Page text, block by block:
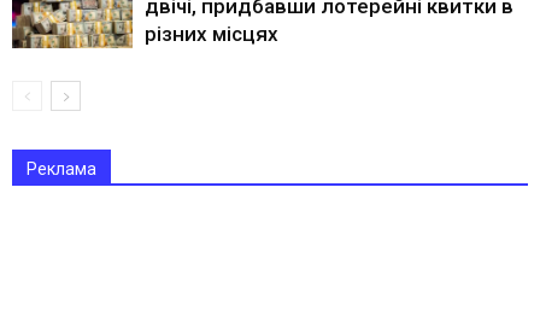
двічі, придбавши лотерейні квитки в
різних місцях
Реклама